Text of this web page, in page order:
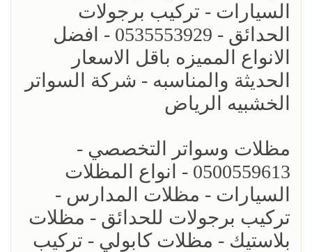
السيارات - تركيب برجولات
الحدائق - 0535553929 - افضل
الانواع المميزه باقل الاسعار
الحديثة والمناسبه - شركة السواتر
الخشبيه الرياض
مظلات وسواتر التخصصي -
0500559613 - انواع المظلات
السيارات - مظلات المدارس -
تركيب برجولات للحدائق - مظلات
بلاستيك - مظلات كابولي - تركيب